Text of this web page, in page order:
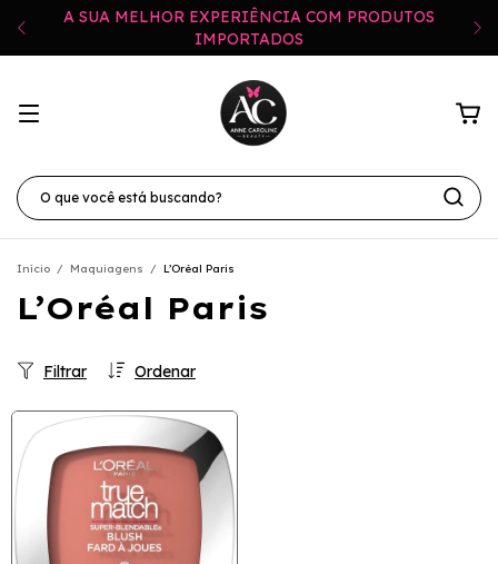
A SUA MELHOR EXPERIÊNCIA COM PRODUTOS
IMPORTADOS
Início / Maquiagens / L’Oréal Paris
L’Oréal Paris
Ordenar
Filtrar